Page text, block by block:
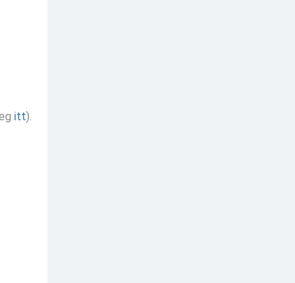
itt).